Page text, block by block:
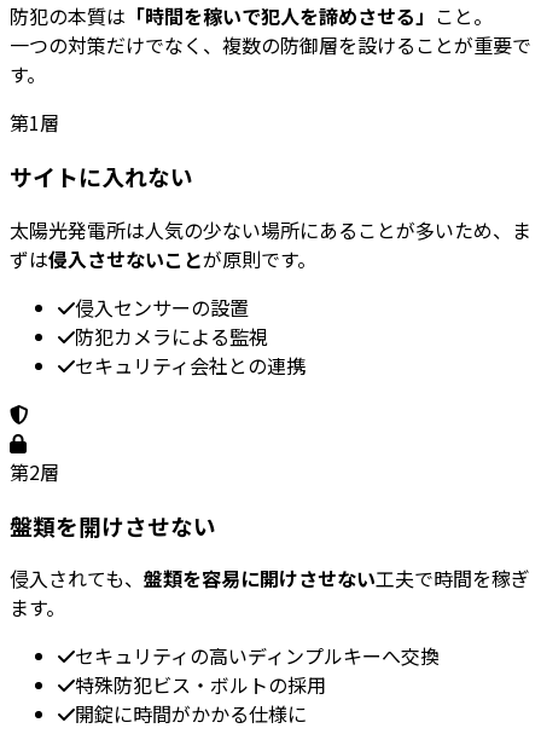
防犯の本質は 「時間を稼いで犯人を諦めさせる」 こと。
一つの対策だけでなく、複数の防御層を設けることが重要で
す。
第1層
サイトに入れない
太陽光発電所は人気の少ない場所にあることが多いため、ま
ずは侵入させないことが原則です。
侵入センサーの設置
防犯カメラによる監視
セキュリティ会社との連携
第2層
盤類を開けさせない
侵入されても、 盤類を容易に開けさせない工夫で時間を稼ぎ
ます。
セキュリティの高いディンプルキーへ交換
特殊防犯ビス・ボルトの採用
開錠に時間がかかる仕様に